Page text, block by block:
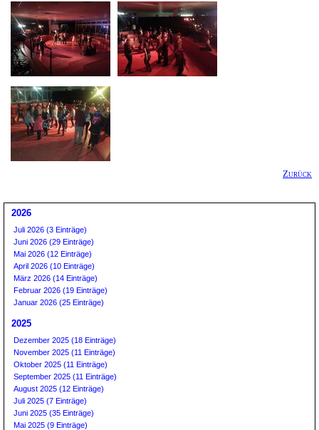
Zurück
2026
Juli 2026 (3 Einträge)
Juni 2026 (29 Einträge)
Mai 2026 (12 Einträge)
April 2026 (10 Einträge)
März 2026 (14 Einträge)
Februar 2026 (19 Einträge)
Januar 2026 (25 Einträge)
2025
Dezember 2025 (18 Einträge)
November 2025 (11 Einträge)
Oktober 2025 (11 Einträge)
September 2025 (11 Einträge)
August 2025 (12 Einträge)
Juli 2025 (7 Einträge)
Juni 2025 (35 Einträge)
Mai 2025 (9 Einträge)